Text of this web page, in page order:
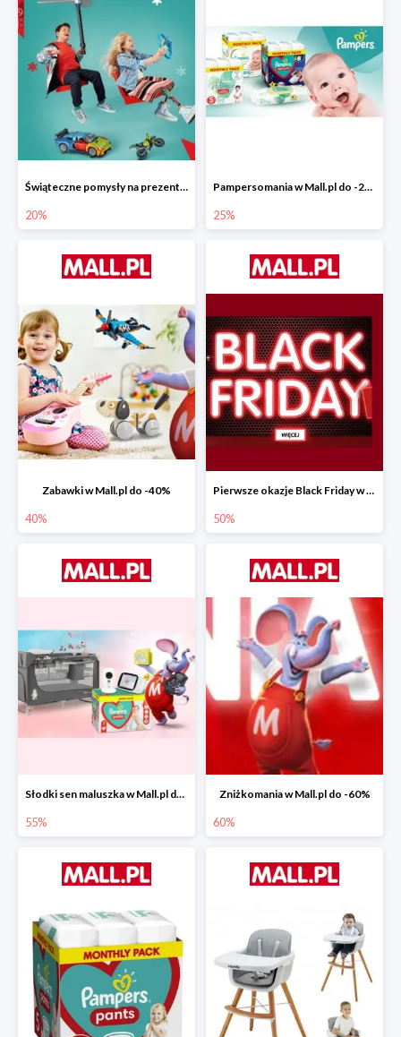
Świąteczne pomysły na prezenty od LEGO w Mall.pl do -20%
20%
Pampersomania w Mall.pl do -25%
25%
Zabawki w Mall.pl do -40%
40%
Pierwsze okazje Black Friday w Mall.pl do -50%
50%
Słodki sen maluszka w Mall.pl do -55%
55%
Zniżkomania w Mall.pl do -60%
60%